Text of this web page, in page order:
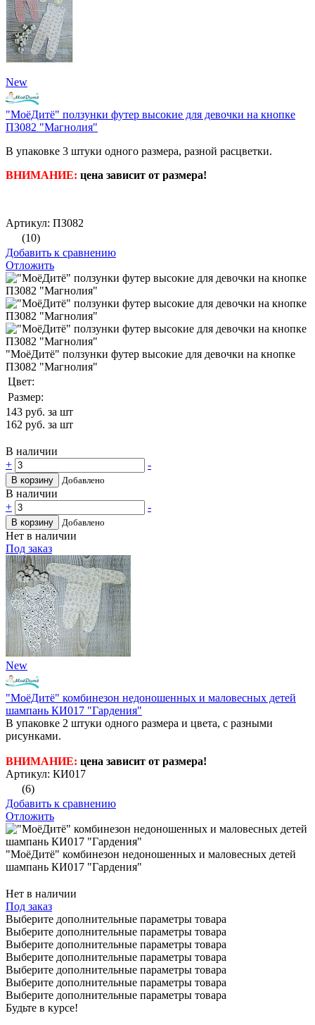
New
"МоёДитё" ползунки футер высокие для девочки на кнопке
ПЗ082 "Магнолия"
В упаковке 3 штуки одного размера, разной расцветки.
ВНИМАНИЕ: цена зависит от размера!
Артикул: ПЗ082
(10)
Добавить к сравнению
Отложить
"МоёДитё" ползунки футер высокие для девочки на кнопке
ПЗ082 "Магнолия"
Цвет:
Размер:
143 руб. за шт
162 руб. за шт
В наличии
+
-
В корзину Добавлено
В наличии
+
-
В корзину Добавлено
Нет в наличии
Под заказ
New
"МоёДитё" комбинезон недоношенных и маловесных детей
шампань КИ017 "Гардения"
В упаковке 2 штуки одного размера и цвета, с разными
рисунками.
ВНИМАНИЕ: цена зависит от размера!
Артикул: КИ017
(6)
Добавить к сравнению
Отложить
"МоёДитё" комбинезон недоношенных и маловесных детей
шампань КИ017 "Гардения"
Нет в наличии
Под заказ
Выберите дополнительные параметры товара
Выберите дополнительные параметры товара
Выберите дополнительные параметры товара
Выберите дополнительные параметры товара
Выберите дополнительные параметры товара
Выберите дополнительные параметры товара
Выберите дополнительные параметры товара
Будьте в курсе!